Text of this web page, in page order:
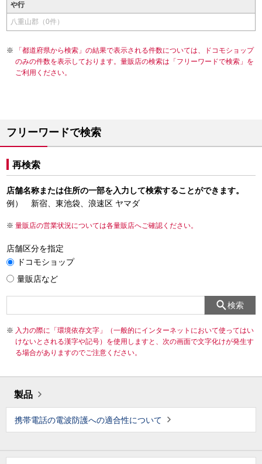
や行
八重山郡（0件）
「都道府県から検索」の結果で表示される件数については、ドコモショップ
のみの件数を表示しております。量販店の検索は「フリーワードで検索」を
ご利用ください。
フリーワードで検索
再検索
店舗名称または住所の一部を入力して検索することができます。
例） 新宿、東池袋、浪速区 ヤマダ
量販店の営業状況については各量販店へご確認ください。
店舗区分を指定
ドコモショップ
量販店など
検索
入力の際に「環境依存文字」（一般的にインターネットにおいて使ってはい
けないとされる漢字や記号）を使用しますと、次の画面で文字化けが発生す
る場合がありますのでご注意ください。
製品
携帯電話の電波防護への適合性について